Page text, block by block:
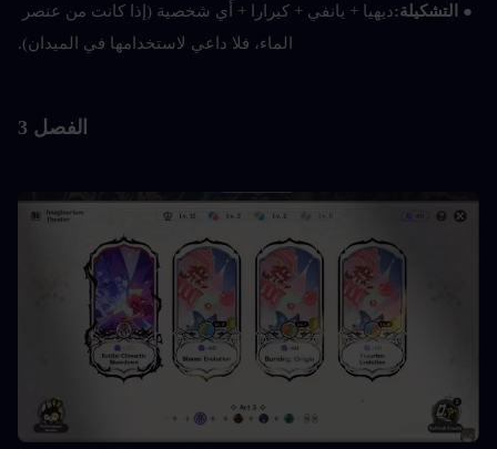
● التشكيلة:
الماء، فلا داعي لاستخدامها في الميدان).
الفصل 3